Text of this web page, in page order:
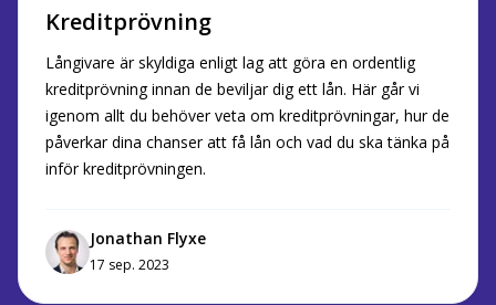
Kreditprövning
Långivare är skyldiga enligt lag att göra en ordentlig
kreditprövning innan de beviljar dig ett lån. Här går vi
igenom allt du behöver veta om kreditprövningar, hur de
påverkar dina chanser att få lån och vad du ska tänka på
inför kreditprövningen.
Jonathan Flyxe
17 sep. 2023